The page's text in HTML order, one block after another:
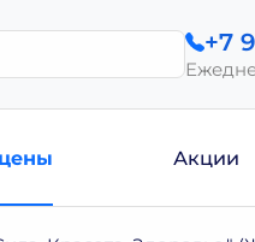
+7
Акции